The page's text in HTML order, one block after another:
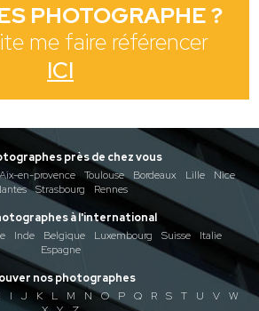
PHOTOGRAPHE ?
me faire référencer
ICI
près de chez vous
en-provence Toulouse Bordeaux Lille
Nice
Strasbourg
Rennes
à l'international
Inde Belgique Luxembourg Suisse
Italie
Espagne
nos photographes
I J K L M N O P Q R S T U V
W